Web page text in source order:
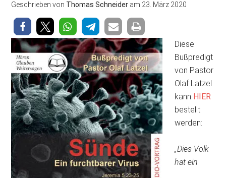
Geschrieben von Thomas Schneider am 23. März 2020
Diese
Bußpredigt
von Pastor
Olaf Latzel
kann HIER
bestellt
werden:
„Dies Volk
hat ein